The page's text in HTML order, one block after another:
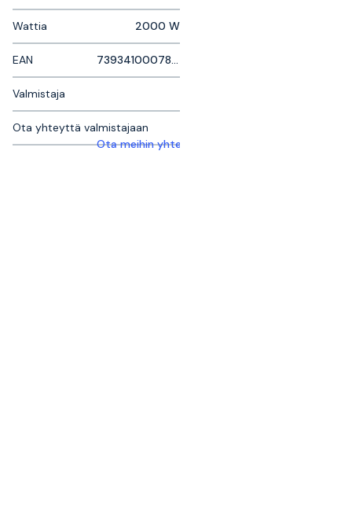
Wattia 2000 W
EAN 7393410007824
Valmistaja
Ota yhteyttä valmistajaan
Ota meihin yhteyttä saadaksesi lisätietoja